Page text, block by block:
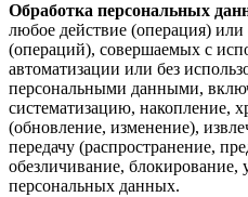
Обработка персональных
любое действие (операция) или
(операций), совершаемых с
автоматизации или без
персональными данными,
систематизацию, накопление,
(обновление, изменение),
передачу (распространение,
обезличивание, блокирование,
персональных данных.